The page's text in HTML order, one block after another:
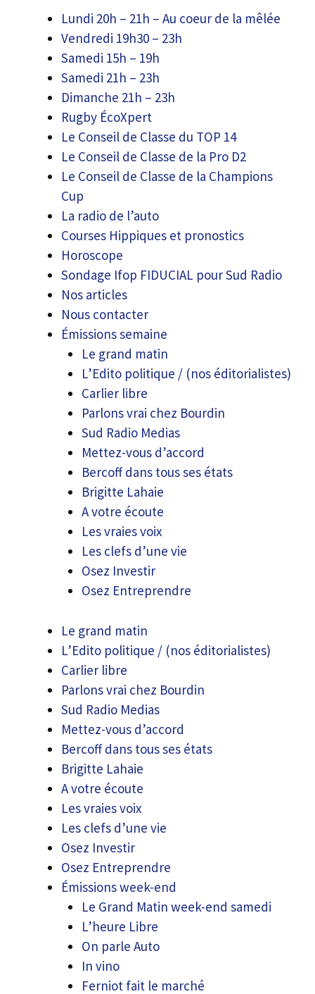
Lundi 20h – 21h – Au coeur de la mêlée
Vendredi 19h30 – 23h
Samedi 15h – 19h
Samedi 21h – 23h
Dimanche 21h – 23h
Rugby ÉcoXpert
Le Conseil de Classe du TOP 14
Le Conseil de Classe de la Pro D2
Le Conseil de Classe de la Champions
Cup
La radio de l’auto
Courses Hippiques et pronostics
Horoscope
Sondage Ifop FIDUCIAL pour Sud Radio
Nos articles
Nous contacter
Émissions semaine
Le grand matin
L’Edito politique / (nos éditorialistes)
Carlier libre
Parlons vrai chez Bourdin
Sud Radio Medias
Mettez-vous d’accord
Bercoff dans tous ses états
Brigitte Lahaie
A votre écoute
Les vraies voix
Les clefs d’une vie
Osez Investir
Osez Entreprendre
Le grand matin
L’Edito politique / (nos éditorialistes)
Carlier libre
Parlons vrai chez Bourdin
Sud Radio Medias
Mettez-vous d’accord
Bercoff dans tous ses états
Brigitte Lahaie
A votre écoute
Les vraies voix
Les clefs d’une vie
Osez Investir
Osez Entreprendre
Émissions week-end
Le Grand Matin week-end samedi
L’heure Libre
On parle Auto
In vino
Ferniot fait le marché